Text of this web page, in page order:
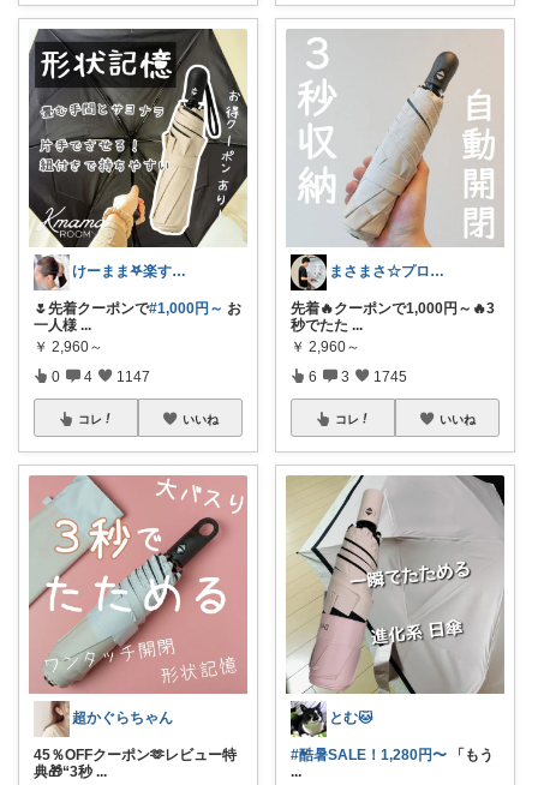
けーまま𖤐楽する家づくり☀︎*.｡
🌷先着クーポンで#1,000円～ お
一人様 ...
￥ 2,960～
0 4 1147
コレ いいね
超かぐらちゃん
45％OFFクーポン🫶レビュー特
典🎁“3秒 ...
まさまさ☆プロフも見てね✨
先着🔥クーポンで1,000円～🔥3
秒でたた ...
￥ 2,960～
6 3 1745
コレ いいね
とむ🐱
#酷暑SALE！1,280円〜 ​「もう
...